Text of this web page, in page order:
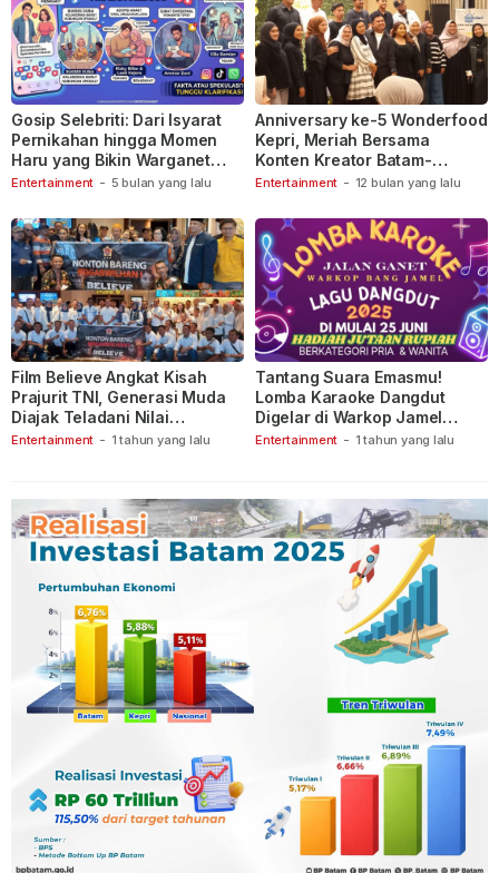
Entertainment - 5 bulan yang lalu
Gosip Selebriti: Dari Isyarat
Pernikahan hingga Momen
Haru yang Bikin Warganet
Berspekulasi
Entertainment - 12 bulan yang lalu
Anniversary ke-5 Wonderfood
Kepri, Meriah Bersama
Konten Kreator Batam-
Tanjungpinang
Entertainment - 1 tahun yang lalu
Film Believe Angkat Kisah
Prajurit TNI, Generasi Muda
Diajak Teladani Nilai
Keberanian
Entertainment - 1 tahun yang lalu
Tantang Suara Emasmu!
Lomba Karaoke Dangdut
Digelar di Warkop Jamel
Ganet